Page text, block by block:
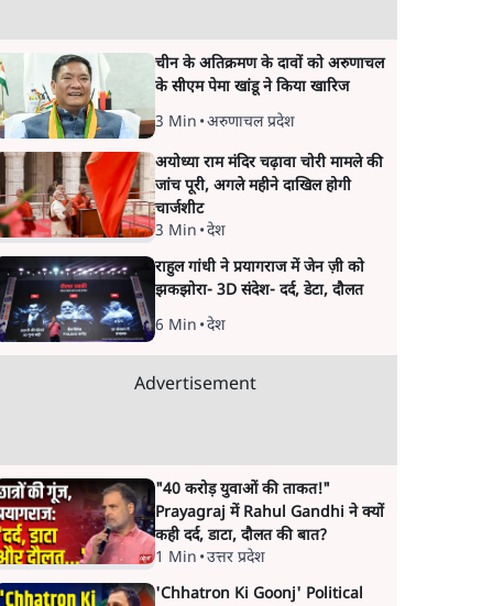
चीन के अतिक्रमण के दावों को अरुणाचल
के सीएम पेमा खांडू ने किया खारिज
3 Min •अरुणाचल प्रदेश
अयोध्या राम मंदिर चढ़ावा चोरी मामले की
जांच पूरी, अगले महीने दाखिल होगी
चार्जशीट
3 Min •देश
राहुल गांधी ने प्रयागराज में जेन ज़ी को
झकझोरा- 3D संदेश- दर्द, डेटा, दौलत
6 Min •देश
Advertisement
"40 करोड़ युवाओं की ताकत!"
Prayagraj में Rahul Gandhi ने क्यों
कही दर्द, डाटा, दौलत की बात?
1 Min •उत्तर प्रदेश
'Chhatron Ki Goonj' Political